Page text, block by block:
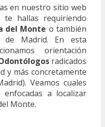
en nuestro sitio web
te hallas requiriendo
del Monte o también
Madrid. En esta
orientación
radicados
y más concretamente
Veamos cuales
enfocadas a localizar
Monte.